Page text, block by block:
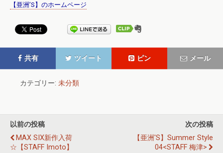
【亜洲’S】のホームページ
共有 ツイート ピン メール
カテゴリー: 未分類
以前の投稿
MAX SIX新作入荷
☆【STAFF Imoto】
次の投稿
【亜洲's】summer Style
04<STAFF 梅津>